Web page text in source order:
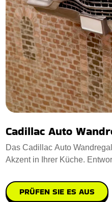
Cadillac Auto
Das Cadillac Auto
Akzent in Ihrer Küche.
PRÜFEN SIE ES AUS